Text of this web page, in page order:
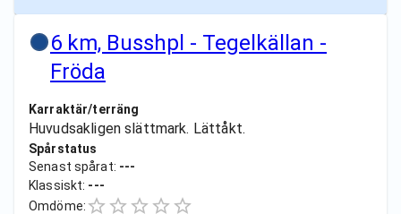
6 km, Busshpl - Tegelkällan -
Fröda
Karraktär/terräng
Huvudsakligen slättmark. Lättåkt.
Spårstatus
Senast spårat: ---
Klassiskt: ---
Omdöme: